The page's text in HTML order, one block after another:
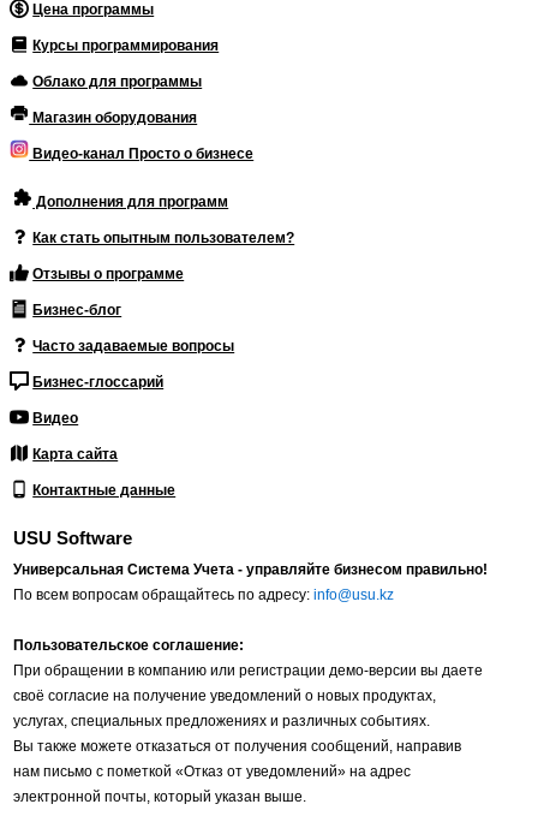
Цена программы
Курсы программирования
Облако для программы
Магазин оборудования
Видео-канал Просто о бизнесе
Дополнения для программ
Как стать опытным пользователем?
Отзывы о программе
Бизнес-блог
Часто задаваемые вопросы
Бизнес-глоссарий
Видео
Карта сайта
Контактные данные
USU Software
Универсальная Система Учета - управляйте бизнесом правильно!
По всем вопросам обращайтесь по адресу:info@usu.kz
Пользовательское соглашение:
При обращении в компанию или регистрации демо-версии вы даете
своё согласие на получение уведомлений о новых продуктах,
услугах, специальных предложениях и различных событиях.
Вы также можете отказаться от получения сообщений, направив
нам письмо с пометкой «Отказ от уведомлений» на адрес
электронной почты, который указан выше.